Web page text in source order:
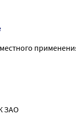
ЗАО